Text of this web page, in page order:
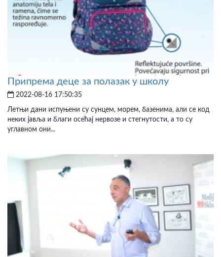
Припрема деце за полазак у школу
2022-08-16 17:50:35
Летњи дани испуњени су сунцем, морем, базенима, али се код
неких јавља и благи осећај нервозе и стегнутости, а то су
углавном они...